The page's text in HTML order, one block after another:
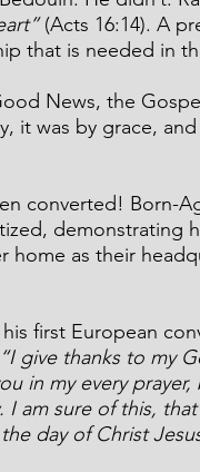
(Acts 16:14). A
that is needed in
News, the
it was by grace,
converted! Born-
demonstrating
home as their
first European
“I give thanks to my
in my every
am sure of this,
day of Christ